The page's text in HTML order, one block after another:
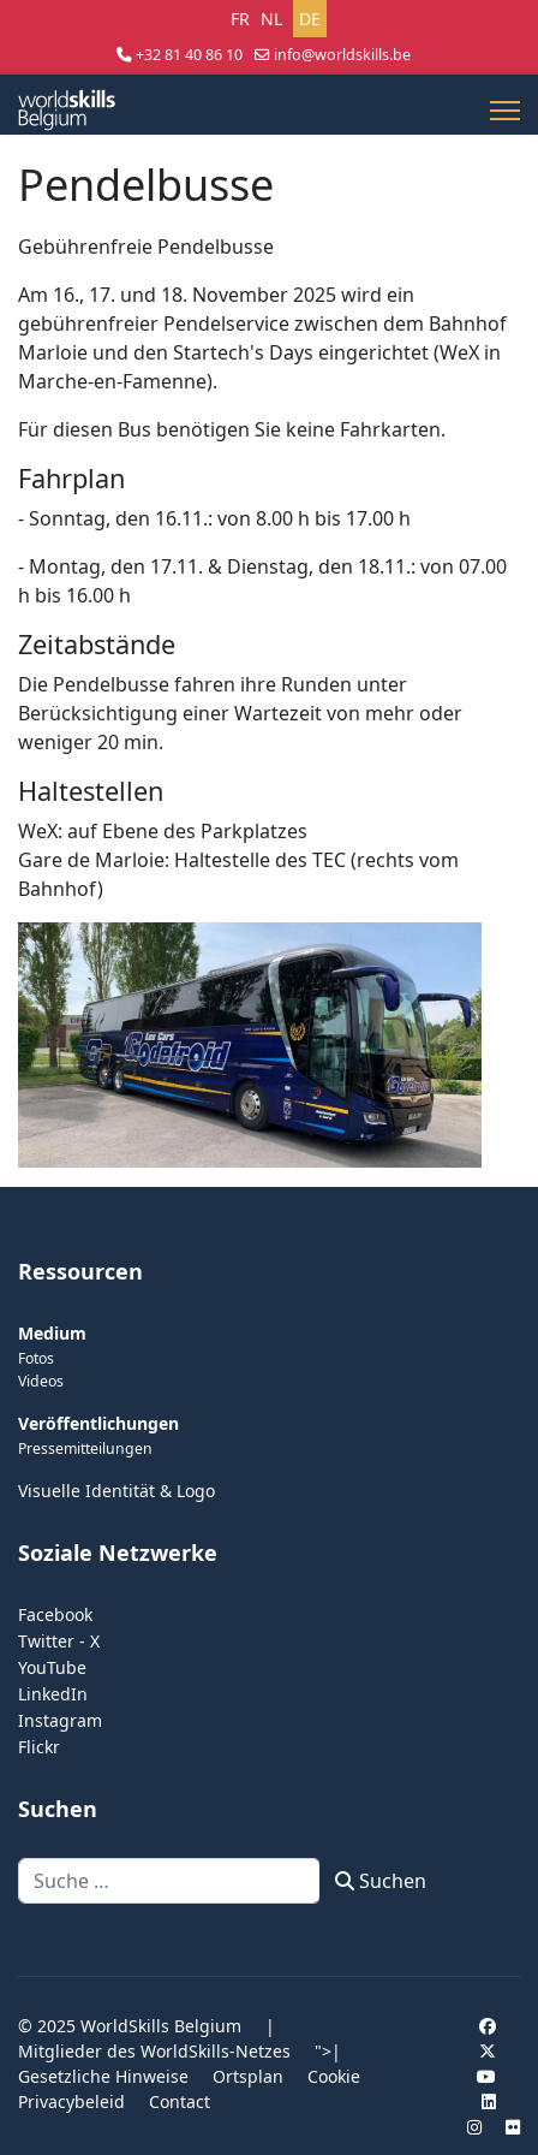
Sprache auswählen
FR NL DE
+32 81 40 86 10
info@worldskills.be
Pendelbusse
Gebührenfreie Pendelbusse
Am 16., 17. und 18. November 2025 wird ein
gebührenfreier Pendelservice zwischen dem Bahnhof
Marloie und den Startech's Days eingerichtet (WeX in
Marche-en-Famenne).
Für diesen Bus benötigen Sie keine Fahrkarten.
Fahrplan
- Sonntag, den 16.11.: von 8.00 h bis 17.00 h
- Montag, den 17.11. & Dienstag, den 18.11.: von 07.00
h bis 16.00 h
Zeitabstände
Die Pendelbusse fahren ihre Runden unter
Berücksichtigung einer Wartezeit von mehr oder
weniger 20 min.
Haltestellen
WeX: auf Ebene des Parkplatzes
Gare de Marloie: Haltestelle des TEC (rechts vom
Bahnhof)
Ressourcen
Medium
Fotos
Videos
Veröffentlichungen
Pressemitteilungen
Visuelle Identität & Logo
Soziale Netzwerke
Facebook
Twitter - X
YouTube
LinkedIn
Instagram
Flickr
Suchen
Suchen Suchen
© 2025 WorldSkills Belgium
|
Mitglieder des WorldSkills-Netzes
">|
Gesetzliche Hinweise
Ortsplan
Cookie
Privacybeleid
Contact